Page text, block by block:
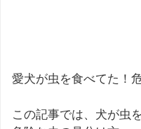
愛犬が虫を食べてた！
この記事では、犬が虫